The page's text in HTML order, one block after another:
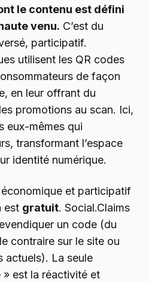
le contenu est défini
venu. C’est du
participatif.
utilisent les QR codes
de façon
en leur offrant du
promotions au scan. Ici,
eux-mêmes qui
transformant l’espace
identité numérique.
et participatif
est gratuit. Social.Claims
un code (du
contraire sur le site ou
actuels). La seule
» est la réactivité et